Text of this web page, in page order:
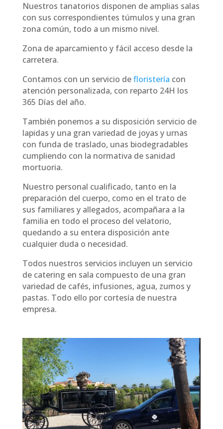
Nuestros tanatorios disponen de amplias salas
con sus correspondientes túmulos y una gran
zona común, todo a un mismo nivel.
Zona de aparcamiento y fácil acceso desde la
carretera.
Contamos con un servicio defloristería con
atención personalizada, con reparto 24H los
365 Días del año.
También ponemos a su disposición servicio de
lapidas y una gran variedad de joyas y urnas
con funda de traslado, unas biodegradables
cumpliendo con la normativa de sanidad
mortuoria.
Nuestro personal cualificado, tanto en la
preparación del cuerpo, como en el trato de
sus familiares y allegados, acompañara a la
familia en todo el proceso del velatorio,
quedando a su entera disposición ante
cualquier duda o necesidad.
Todos nuestros servicios incluyen un servicio
de catering en sala compuesto de una gran
variedad de cafés, infusiones, agua, zumos y
pastas. Todo ello por cortesía de nuestra
empresa.